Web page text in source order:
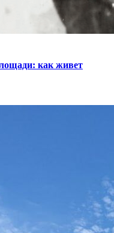
как живет